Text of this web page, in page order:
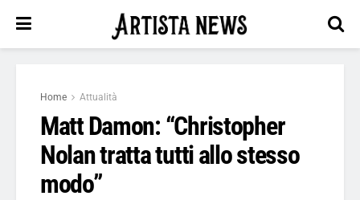
Home Attualità
Matt Damon: “Christopher
Nolan tratta tutti allo stesso
modo”